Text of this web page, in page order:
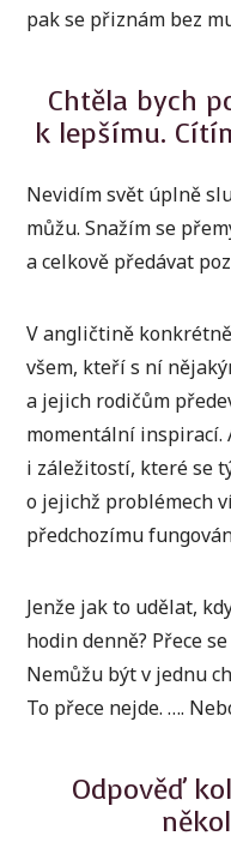
pak se přiznám bez
Chtěla bych
k lepšímu.
Nevidím svět úplně
můžu. Snažím se
a celkově předávat
V angličtině
všem, kteří s ní
a jejich rodičům
momentální inspirací.
i záležitostí, které se
o jejichž problémech
předchozímu
Jenže jak to udělat,
hodin denně? Přece
Nemůžu být v jednu
To přece nejde. ….
Odpověď